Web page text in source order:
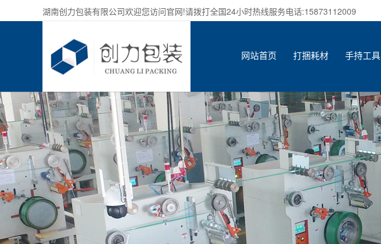
湖南创力包装有限公司欢迎您访问官网!请拨打全国24小时热线服务电话:15873112009
网站首页 打捆耗材 手持工具